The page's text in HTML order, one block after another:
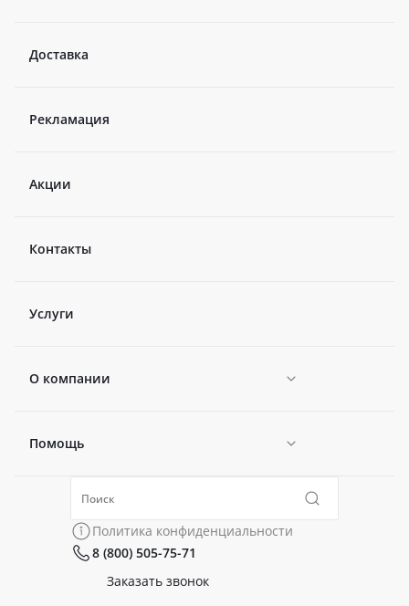
Доставка
Рекламация
Акции
Контакты
Услуги
О компании
Новости
Политика конфиденциальности
Помощь
Коллекции
Политика конфиденциальности
8 (800) 505-75-71
Заказать звонок